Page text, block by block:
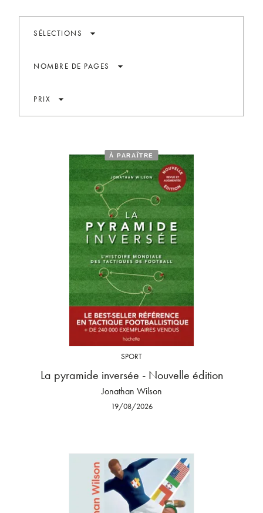
SÉLECTIONS arrow_drop_down
NOMBRE DE PAGES arrow_drop_down
PRIX arrow_drop_down
À PARAÎTRE
SPORT
La pyramide inversée - Nouvelle édition
Jonathan Wilson
19/08/2026